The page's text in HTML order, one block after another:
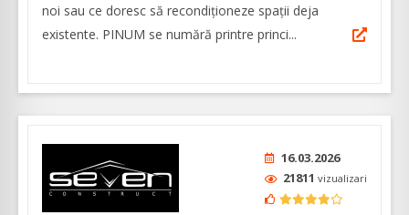
noi sau ce doresc să recondiționeze spații deja
existente. PINUM se numără printre princi...
16.03.2026
21811 vizualizari